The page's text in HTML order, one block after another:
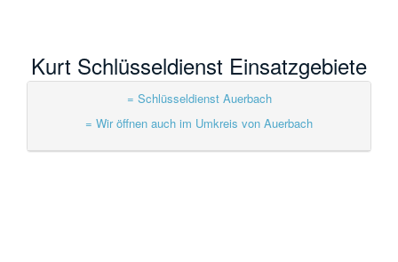
Kurt Schlüsseldienst Einsatzgebiete
= Schlüsseldienst Auerbach
= Wir öffnen auch im Umkreis von Auerbach